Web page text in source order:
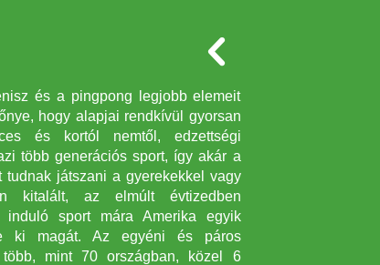
és a pingpong legjobb elemeit
hogy alapjai rendkívül gyorsan
és kortól nemtől, edzettségi
több generációs sport, így akár a
tudnak játszani a gyerekekkel vagy
kitalált, az elmúlt évtizedben
induló sport mára Amerika egyik
ki magát. Az egyéni és páros
mint 70 országban, közel 6